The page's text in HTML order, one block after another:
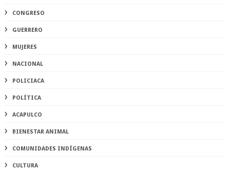
CONGRESO
GUERRERO
MUJERES
NACIONAL
POLICIACA
POLÍTICA
ACAPULCO
BIENESTAR ANIMAL
COMUNIDADES INDÍGENAS
CULTURA